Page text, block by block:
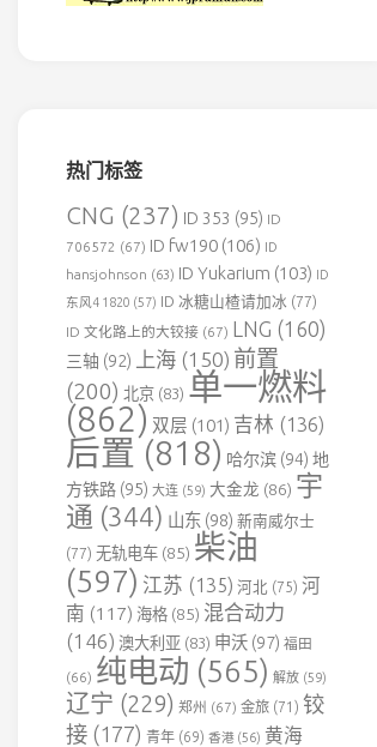
水
泥
专
用
路
葛
坝
老
口
水
泥
专
用
铁
路
达
竹
煤
热门标签
CNG (237) ID 353 (95) ID
706572 (67) ID fw190 (106) ID
hansjohnson (63) ID Yukarium (103) ID
东风4 1820 (57) ID 冰糖山楂请加冰 (77)
ID 文化路上的大铰接 (67) LNG (160)
三轴 (92) 上海 (150) 前置
(200) 北京 (83) 单一燃料
(862) 双层 (101) 吉林 (136)
后置(818) 哈尔滨 (94) 地
方铁路 (95) 大连 (59) 大金龙 (86) 宇
通 (344) 山东 (98) 新南威尔士
(77) 无轨电车 (85) 柴油
(597) 江苏 (135) 河北 (75) 河
南 (117) 海格 (85) 混合动力
(146) 澳大利亚 (83) 申沃 (97) 福田
(66) 纯电动 (565) 解放 (59)
辽宁 (229) 郑州 (67) 金旅 (71) 铰
接 (177) 青年 (69) 香港 (56) 黄海